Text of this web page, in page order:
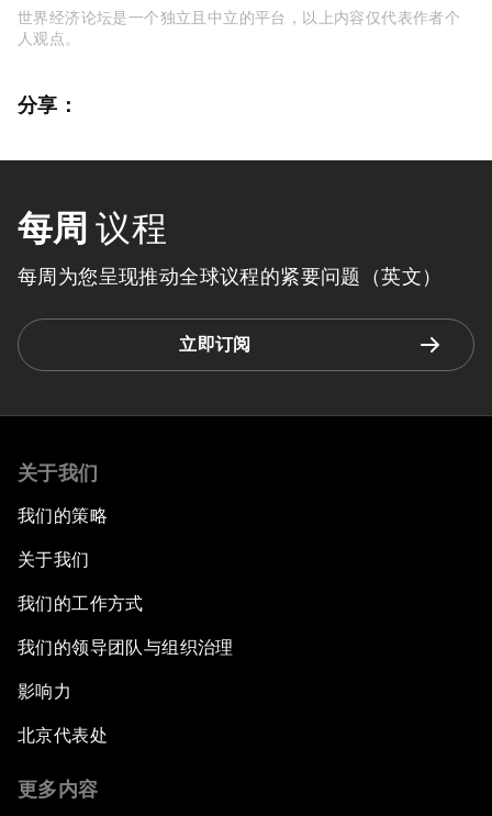
世界经济论坛是一个独立且中立的平台，以上内容仅代表作者个
人观点。
分享：
每周 议程
每周为您呈现推动全球议程的紧要问题（英文）
立即订阅
关于我们
我们的策略
关于我们
我们的工作方式
我们的领导团队与组织治理
影响力
北京代表处
更多内容